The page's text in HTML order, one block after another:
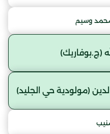
وسيم
(ج.بوفاريك)
(مولودية حي الجليد)